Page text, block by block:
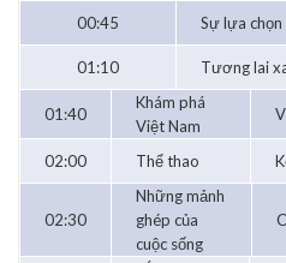
00:45
Sự lựa chọn
01:10 Tương lai
01:40
Khám phá
Việt Nam
02:00 Thể thao
02:30
Những mảnh
ghép của
cuộc sống